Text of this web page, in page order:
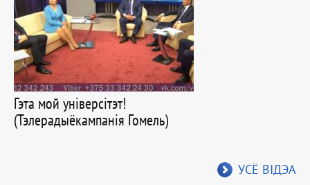
Гэта мой універсітэт!
(Тэлерадыёкампанія Гомель)
УСЁ ВІДЭА